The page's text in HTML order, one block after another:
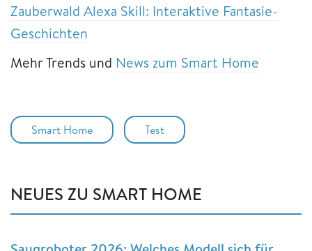
Zauberwald Alexa Skill: Interaktive Fantasie-
Geschichten
Mehr Trends und News zum Smart Home
Smart Home Test
NEUES ZU SMART HOME